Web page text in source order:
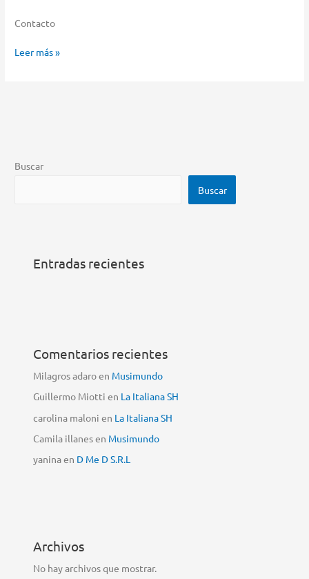
Contacto
Froschauer
Leer más »
Buscar
Buscar
Entradas recientes
Comentarios recientes
Milagros adaroen Musimundo
Guillermo Miotti en La Italiana SH
carolina maloni en La Italiana SH
Camila illanesen Musimundo
yaninaen D Me D S.R.L
Archivos
No hay archivos que mostrar.